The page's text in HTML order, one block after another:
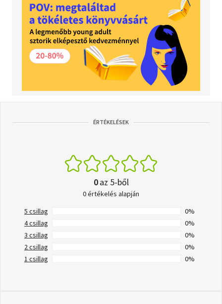
ÉRTÉKELÉSEK
0az 5-ből
0 értékelés alapján
5 csillag
0%
4 csillag
0%
3 csillag
0%
2 csillag
0%
1 csillag
0%